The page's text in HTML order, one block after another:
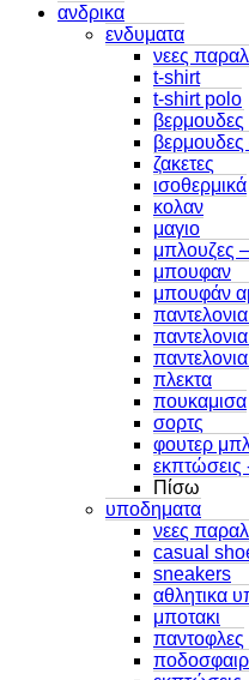
ανδρικα
ενδυματα
νεες
t-shirt
t-shirt polo
βερμουδες
βερμουδες
ζακετες
ισοθερμικά
κολαν
μαγιο
μπλουζες
μπουφαν
μπουφάν
πλεκτα
πουκαμισα
σορτς
φουτερ
Πίσω
υποδηματα
νεες
casual
sneakers
αθλητικα
μποτακι
παντοφλες